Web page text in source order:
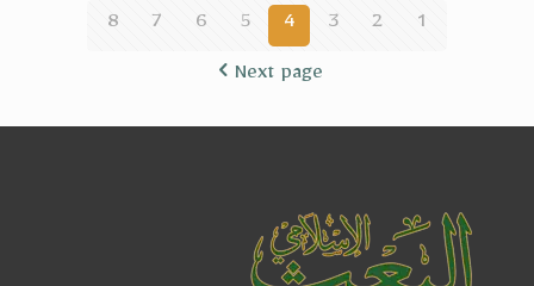
1
2
3
4
5
6
7
8
Next page